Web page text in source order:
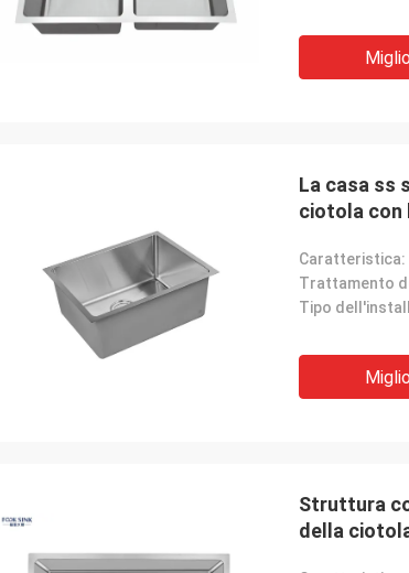
La casa ss
ciotola con
Caratteristica:
Struttura
della